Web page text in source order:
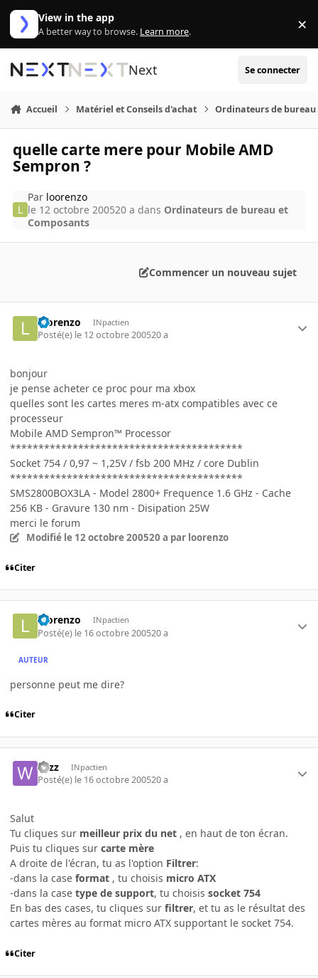
Aller au contenu
View in the app
A better way to browse. Learn more. ×
Next Se connecter
Accueil Matériel et Conseils d'achat Ordinateurs de bureau
quelle carte mere pour Mobile AMD
Sempron ?
Par loorenzo
le 12 octobre 200520 a dans Ordinateurs de bureau et
Composants
Commencer un nouveau sujet
loorenzo INpactien
Posté(e) le 12 octobre 200520 a
bonjour
je pense acheter ce proc pour ma xbox
quelles sont les cartes meres m-atx compatibles avec ce
processeur
Mobile AMD Sempron™ Processor
*****************************************
Socket 754 / 0,97 ~ 1,25V / fsb 200 MHz / core Dublin
*****************************************
SMS2800BOX3LA - Model 2800+ Frequence 1.6 GHz - Cache
256 KB - Gravure 130 nm - Disipation 25W
merci le forum
Modifié le 12 octobre 200520 a par loorenzo
Citer
loorenzo INpactien
Posté(e) le 16 octobre 200520 a
AUTEUR
personne peut me dire?
Citer
wizz INpactien
Posté(e) le 16 octobre 200520 a
Salut
Tu cliques sur meilleur prix du net , en haut de ton écran.
Puis tu cliques sur carte mère
A droite de l'écran, tu as l'option Filtrer:
-dans la case format , tu choisis micro ATX
-dans la case type de support, tu choisis socket 754
En bas des cases, tu cliques sur filtrer, et tu as le résultat des
cartes mères au format micro ATX supportant le socket 754.
Citer